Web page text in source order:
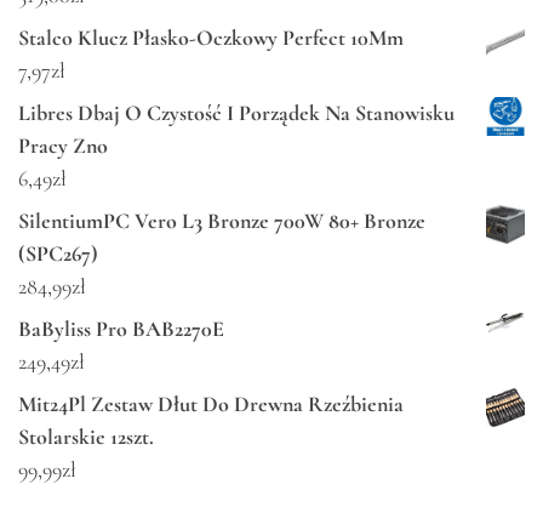
Stalco Klucz Płasko-Oczkowy Perfect 10Mm
7,97zł
Libres Dbaj O Czystość I Porządek Na Stanowisku
Pracy Zno
6,49zł
SilentiumPC Vero L3 Bronze 700W 80+ Bronze
(SPC267)
284,99zł
BaByliss Pro BAB2270E
249,49zł
Mit24Pl Zestaw Dłut Do Drewna Rzeźbienia
Stolarskie 12szt.
99,99zł